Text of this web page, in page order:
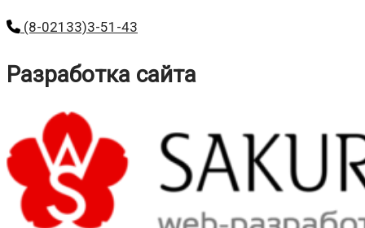
(8-02133)3-51-43
Разработка сайта